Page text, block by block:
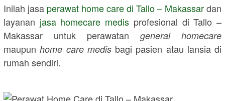
Inilah jasa perawat home care di Tallo – Makassardan
layanan jasa homecare medis profesional diTallo –
Makassar untuk perawatan general homecare
maupunhome care medisbagi pasien atau lansia di
rumah sendiri.